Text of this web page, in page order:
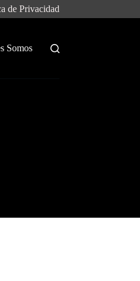
de Privacidad
Somos